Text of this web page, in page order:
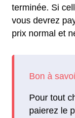
terminée. Si
vous devrez
prix normal et
Pour tout
paierez le